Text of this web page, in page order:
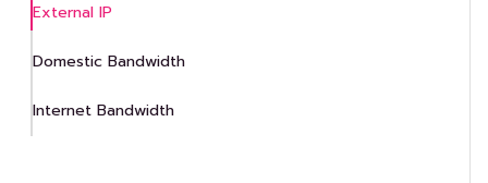
External IP
Domestic Bandwidth
Internet Bandwidth